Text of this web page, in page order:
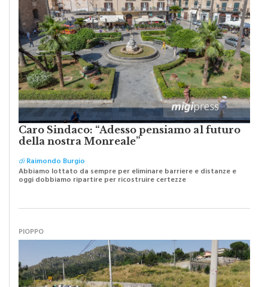
Caro Sindaco: “Adesso pensiamo al futuro
della nostra Monreale”
diRaimondo Burgio
Abbiamo lottato da sempre per eliminare barriere e distanze e
oggi dobbiamo ripartire per ricostruire certezze